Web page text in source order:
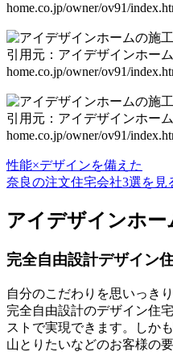
home.co.jp/owner/ov91/
引用元：アイデザインホー
home.co.jp/owner/ov91/
引用元：アイデザインホー
home.co.jp/owner/ov91/
性能×デザインを備えた
奈良の注文住宅会社3選を見
アイデザインホー
完全自由設計デザイン
自分のこだわりを思いっき
完全自由設計のデザイン住
ストで実現できます。しか
山とりたいなどのお客様の